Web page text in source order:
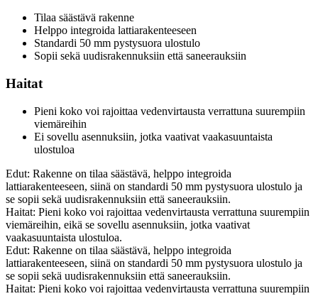
Tilaa säästävä rakenne
Helppo integroida lattiarakenteeseen
Standardi 50 mm pystysuora ulostulo
Sopii sekä uudisrakennuksiin että saneerauksiin
Haitat
Pieni koko voi rajoittaa vedenvirtausta verrattuna suurempiin
viemäreihin
Ei sovellu asennuksiin, jotka vaativat vaakasuuntaista
ulostuloa
Edut: Rakenne on tilaa säästävä, helppo integroida
lattiarakenteeseen, siinä on standardi 50 mm pystysuora ulostulo ja
se sopii sekä uudisrakennuksiin että saneerauksiin.
Haitat: Pieni koko voi rajoittaa vedenvirtausta verrattuna suurempiin
viemäreihin, eikä se sovellu asennuksiin, jotka vaativat
vaakasuuntaista ulostuloa.
Edut: Rakenne on tilaa säästävä, helppo integroida
lattiarakenteeseen, siinä on standardi 50 mm pystysuora ulostulo ja
se sopii sekä uudisrakennuksiin että saneerauksiin.
Haitat: Pieni koko voi rajoittaa vedenvirtausta verrattuna suurempiin